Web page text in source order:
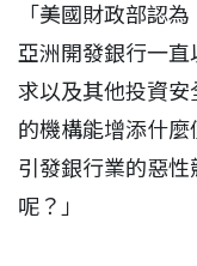
「美國財政部認
亞洲開發銀行一
求以及其他投資
的機構能增添什
引發銀行業的惡
呢？」